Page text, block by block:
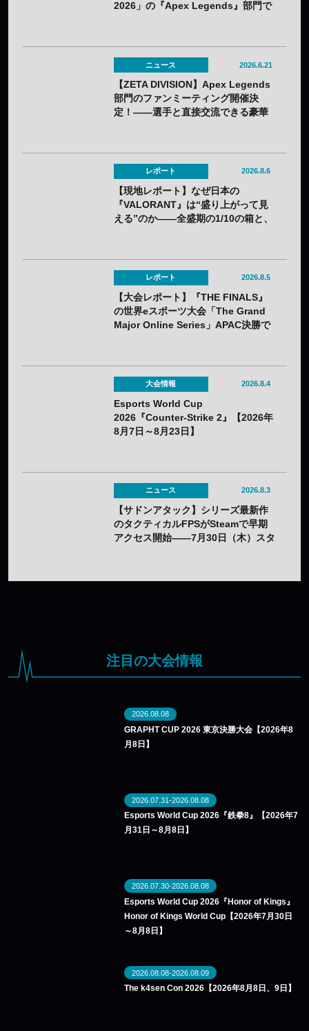
2026」の『Apex Legends』部門で
ニュース 2026.6.21
【ZETA DIVISION】Apex Legends
部門のファンミーティング開催決
定！——選手と直接交流できる豪華
レポート 2026.8.6
【現地レポート】なぜ日本の
『VALORANT』は“盛り上がって見
える”のか——全盛期の1/10の箱と、
レポート 2026.8.5
【大会レポート】『THE FINALS』
の世界eスポーツ大会「The Grand
Major Online Series」APAC決勝で
大会情報 2026.8.4
Esports World Cup
2026『Counter-Strike 2』【2026年
8月7日～8月23日】
ニュース 2026.8.3
【サドンアタック】シリーズ最新作
のタクティカルFPSがSteamで早期
アクセス開始——7月30日（木）スタ
注目の大会情報
2026.08.08
GRAPHT CUP 2026 東京決勝大会【2026年8
月8日】
2026.07.31-2026.08.08
Esports World Cup 2026『鉄拳8』【2026年7
月31日～8月8日】
2026.07.30-2026.08.08
Esports World Cup 2026『Honor of Kings』
Honor of Kings World Cup【2026年7月30日
～8月8日】
2026.08.08-2026.08.09
The k4sen Con 2026【2026年8月8日、9日】